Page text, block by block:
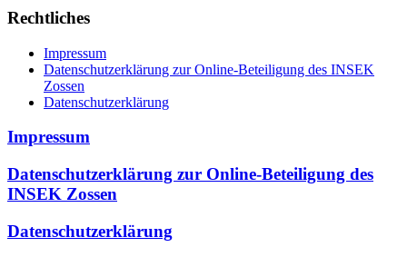
Rechtliches
Impressum
Datenschutzerklärung zur Online-Beteiligung des INSEK
Zossen
Datenschutzerklärung
Impressum
Datenschutzerklärung zur Online-Beteiligung des
INSEK Zossen
Datenschutzerklärung